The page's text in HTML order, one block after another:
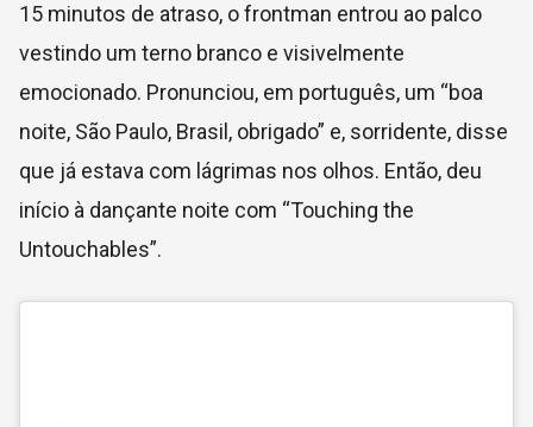
15 minutos de atraso, o frontman entrou ao palco
vestindo um terno branco e visivelmente
emocionado. Pronunciou, em português, um “boa
noite, São Paulo, Brasil, obrigado” e, sorridente, disse
que já estava com lágrimas nos olhos. Então, deu
início à dançante noite com “Touching the
Untouchables”.